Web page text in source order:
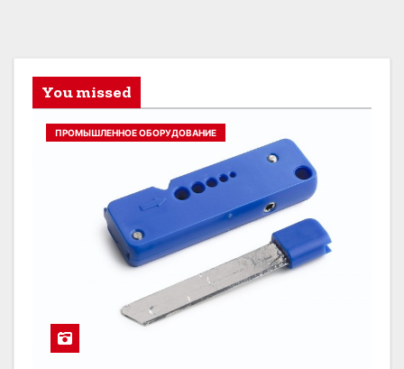
You missed
ПРОМЫШЛЕННОЕ ОБОРУДОВАНИЕ